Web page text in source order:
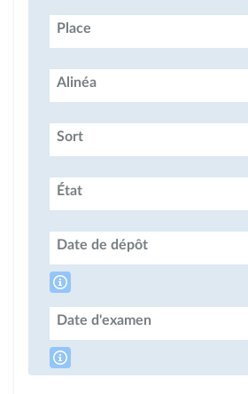
Place
Alinéa
Sort
État
Date de dépôt
Date d'examen